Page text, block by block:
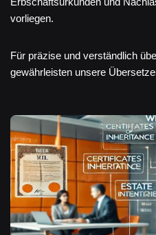
vorliegen.
Für präzise und verständlich
gewährleisten unsere